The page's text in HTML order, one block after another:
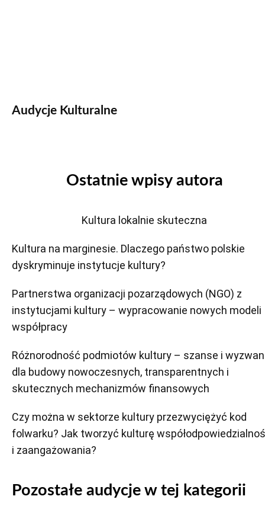
Audycje Kulturalne
Ostatnie wpisy autora
Kultura lokalnie skuteczna
Kultura na marginesie. Dlaczego państwo polskie
dyskryminuje instytucje kultury?
Partnerstwa organizacji pozarządowych (NGO) z
instytucjami kultury – wypracowanie nowych modeli
współpracy
Różnorodność podmiotów kultury – szanse i
dla budowy nowoczesnych, transparentnych i
skutecznych mechanizmów finansowych
Czy można w sektorze kultury przezwyciężyć kod
folwarku? Jak tworzyć kulturę
i zaangażowania?
Pozostałe audycje w tej kategorii